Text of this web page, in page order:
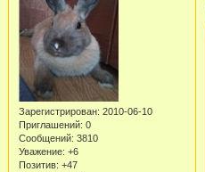
Зарегистрирован: 2010-06-10
Приглашений: 0
Сообщений: 3810
Уважение: +6
Позитив: +47